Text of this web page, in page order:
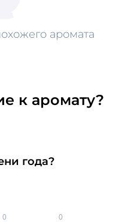
аромата
к аромату?
года?